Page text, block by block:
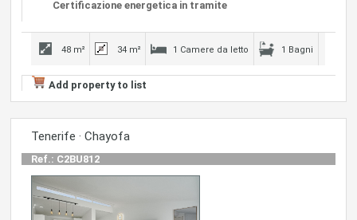
Certificazione energetica in tramite
48 m² 34 m² 1 Camere da letto 1 Bagni
Add property to list
Tenerife · Chayofa
Ref.: C2BU812